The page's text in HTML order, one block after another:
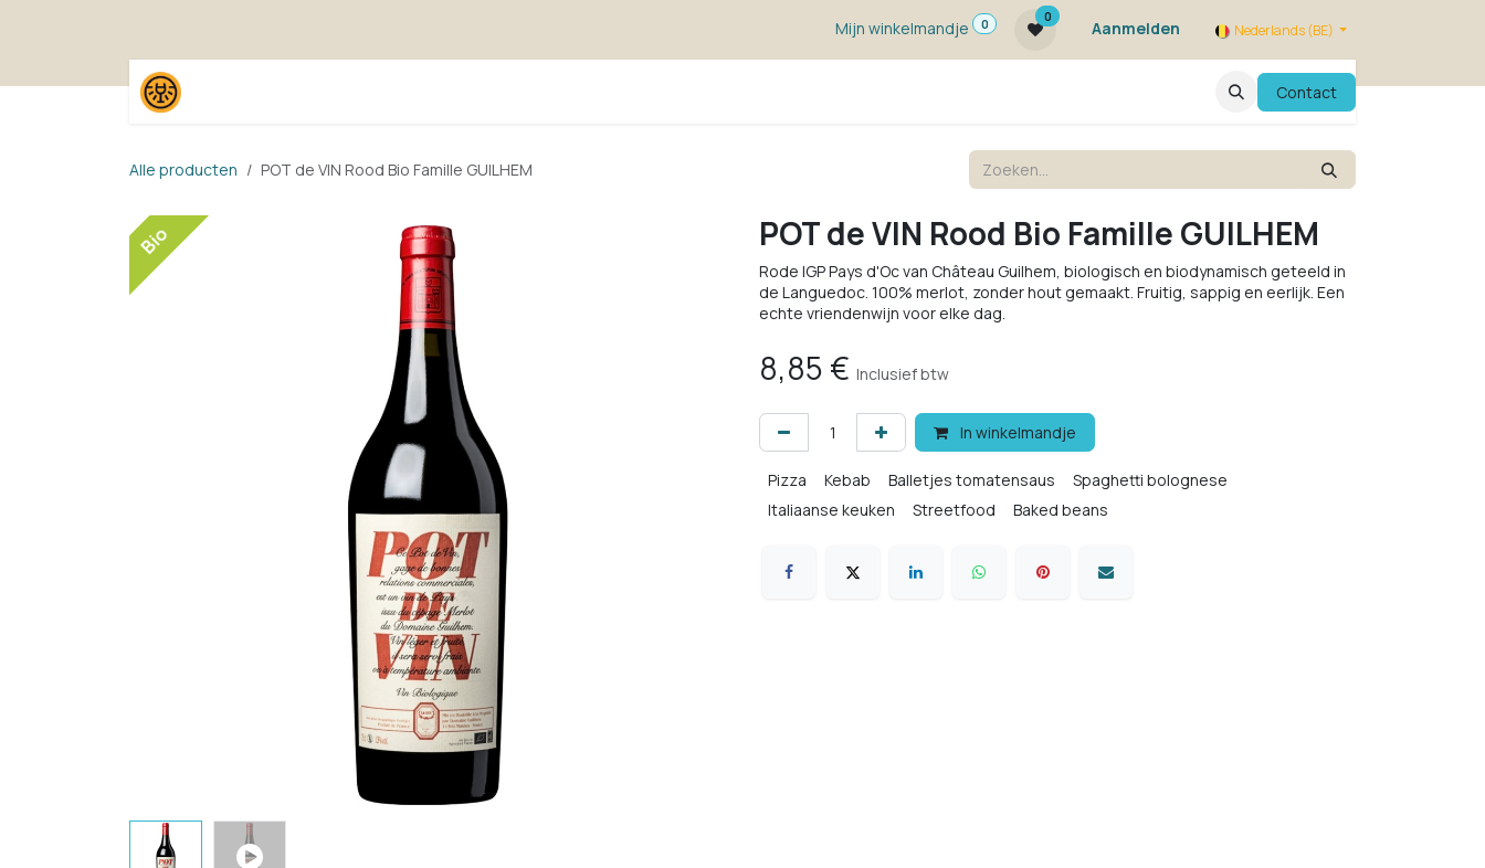
Mijn winkelmandje
0
0
Aanmelden Nederlands (BE)
EvenementenContact
Alle producten POT de VIN Rood Bio Famille GUILHEM
Bio POT de VIN Rood Bio Famille GUILHEM
Rode IGP Pays d'Oc van Château Guilhem, biologisch en biodynamisch geteeld in
de Languedoc. 100% merlot, zonder hout gemaakt. Fruitig, sappig en eerlijk. Een
echte vriendenwijn voor elke dag.
8,85 € Inclusief btw
In winkelmandje
Pizza Kebab Balletjes tomatensaus
Spaghetti bolognese
Italiaanse keuken
Streetfood Baked beans